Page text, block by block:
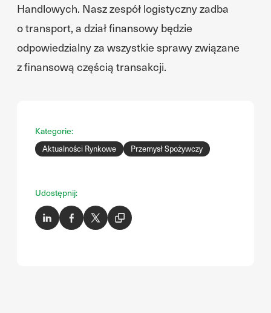
Handlowych. Nasz zespół logistyczny zadba
o transport, a dział finansowy będzie
odpowiedzialny za wszystkie sprawy związane
z finansową częścią transakcji.
Kategorie:
Aktualności Rynkowe Przemysł Spożywczy
Udostępnij: